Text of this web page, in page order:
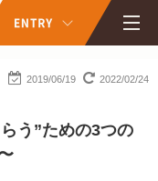
2019/06/19 2022/02/24
う”ための3つの